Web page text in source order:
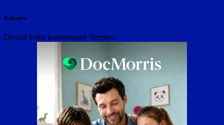
Kalender
Derzeit keine kommenden Termine.